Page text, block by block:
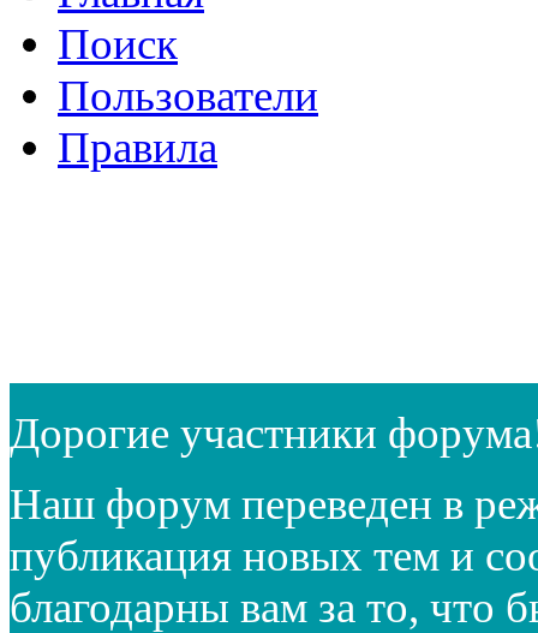
Поиск
Пользователи
Правила
Дорогие участники
Наш форум переведен в
публикация новых тем и
благодарны вам за то, что